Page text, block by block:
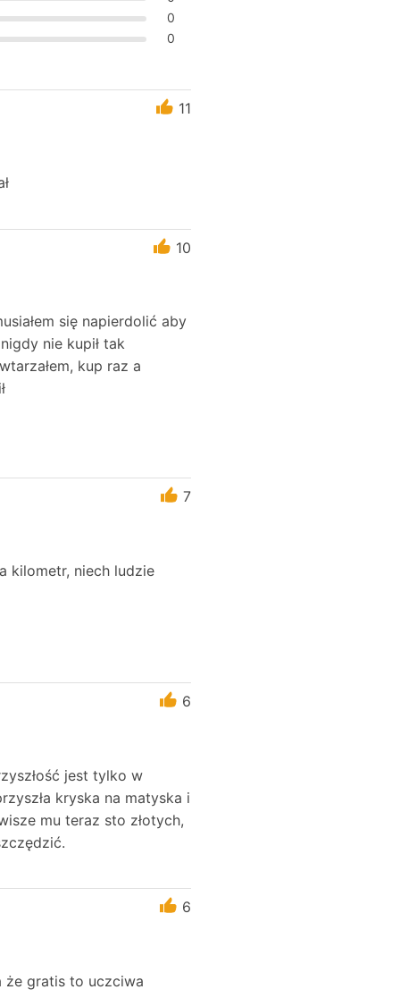
0
0
11
10
się napierdolić aby
nie kupił tak
kup raz a
7
kilometr, niech ludzie
6
jest tylko w
kryska na matyska i
mu teraz sto złotych,
6
że gratis to uczciwa